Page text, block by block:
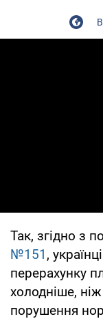
Так, згідно з
№151 ,
перерахунку
холодніше,
порушення